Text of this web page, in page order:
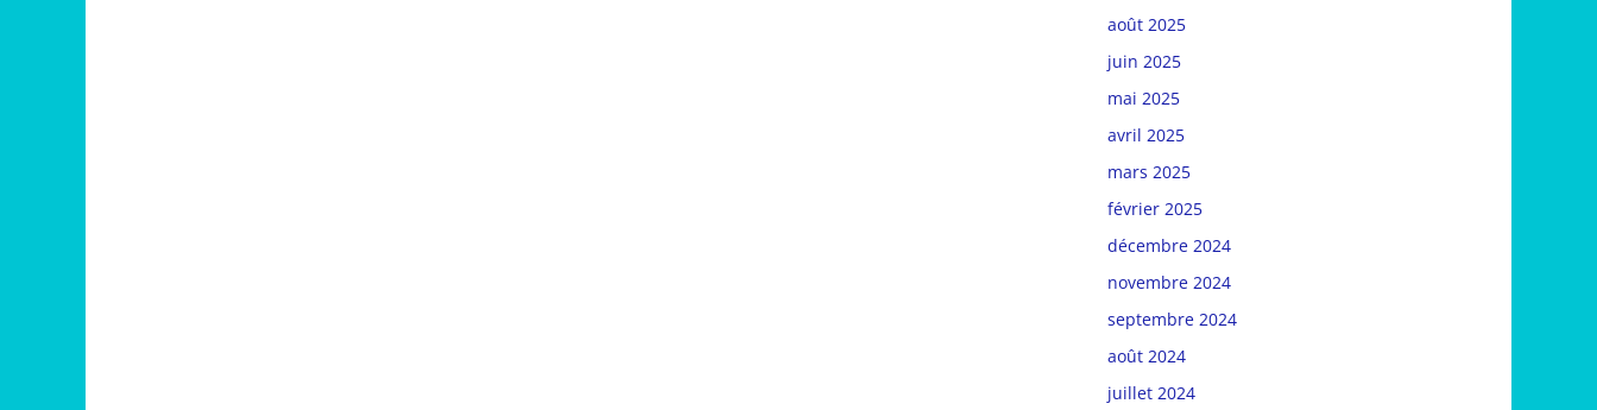
août 2025
juin 2025
mai 2025
avril 2025
mars 2025
février 2025
décembre 2024
novembre 2024
septembre 2024
août 2024
juillet 2024